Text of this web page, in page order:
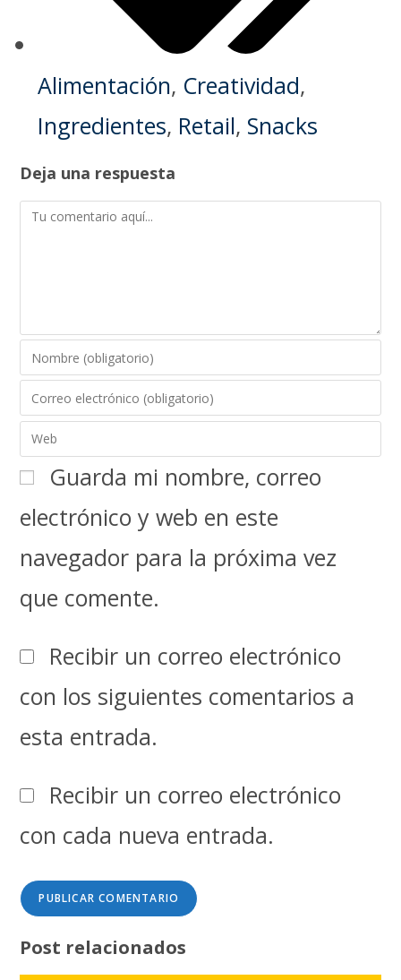
Alimentación, Creatividad,
Ingredientes, Retail, Snacks
Deja una respuesta
Guarda mi nombre, correo
electrónico y web en este
navegador para la próxima vez
que comente.
Recibir un correo electrónico
con los siguientes comentarios a
esta entrada.
Recibir un correo electrónico
con cada nueva entrada.
Post relacionados